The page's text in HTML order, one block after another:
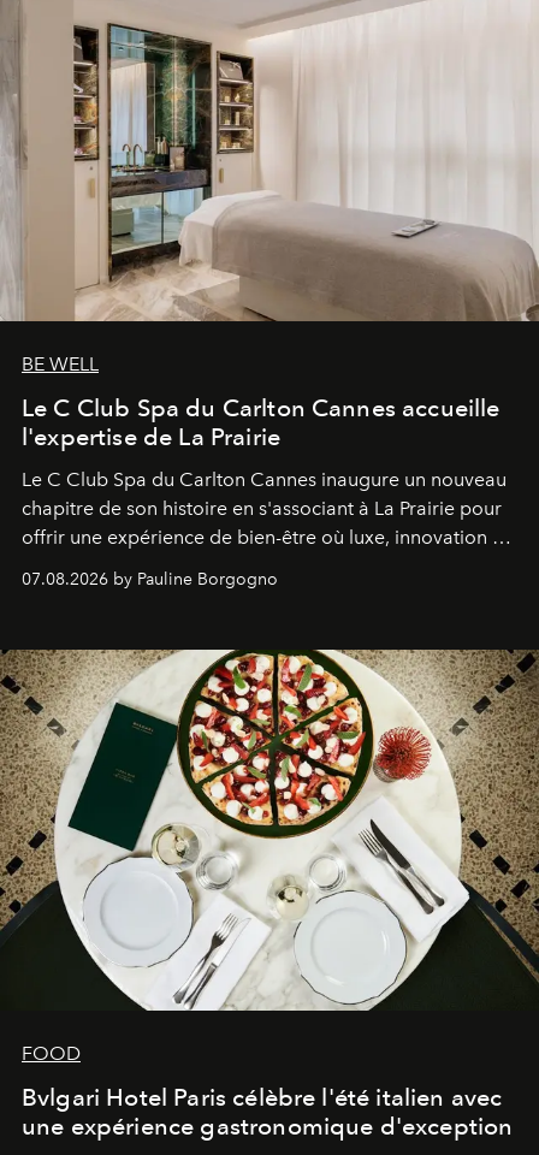
BE WELL
Le C Club Spa du Carlton Cannes accueille
l'expertise de La Prairie
Le C Club Spa du Carlton Cannes inaugure un nouveau
chapitre de son histoire en s'associant à La Prairie pour
offrir une expérience de bien-être où luxe, innovation et
expertise se rencontrent.
07.08.2026 by Pauline Borgogno
FOOD
Bvlgari Hotel Paris célèbre l'été italien avec
une expérience gastronomique d'exception